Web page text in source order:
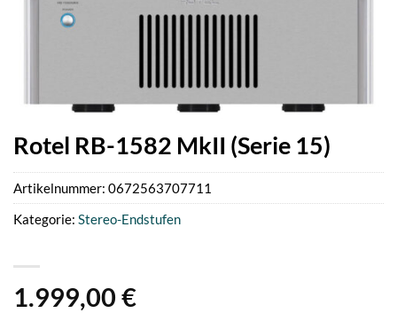
Rotel RB-1582 MkII (Serie 15)
1.999,00 €
Artikelnummer: 0672563707711
Kategorie: Stereo-Endstufen